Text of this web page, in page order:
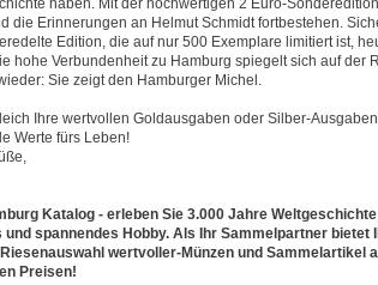
haben. Mit der hochwertigen 2 Euro-
die Erinnerungen an Helmut Schmidt fortbestehen.
Edition, die auf nur 500 Exemplare limitiert ist,
hohe Verbundenheit zu Hamburg spiegelt sich auf der
Sie zeigt den Hamburger Michel.
Ihre wertvollen Goldausgaben oder Silber-
Werte fürs Leben!
Katalog - erleben Sie 3.000 Jahre
spannendes Hobby. Als Ihr Sammelpartner bietet
wertvoller-Münzen und Sammelartikel
Preisen!